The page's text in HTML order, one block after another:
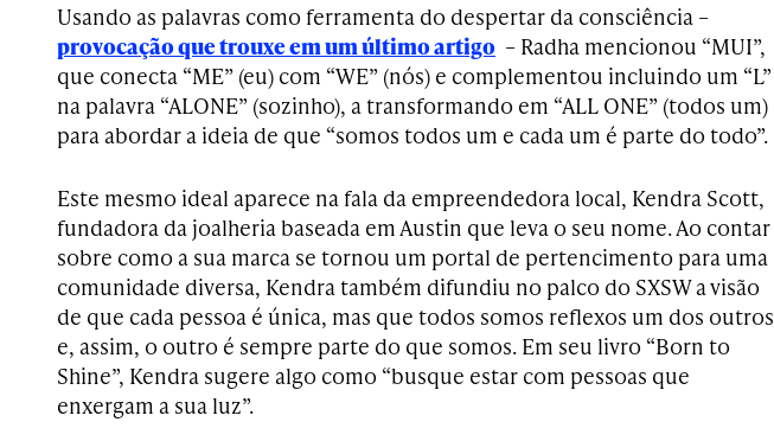
Usando as palavras como ferramenta do despertar da consciência –
provocação que trouxe em um último artigo – Radha mencionou “MUI”,
que conecta “ME” (eu) com “WE” (nós) e complementou incluindo um “L”
na palavra “ALONE” (sozinho), a transformando em “ALL ONE” (todos um)
para abordar a ideia de que “somos todos um e cada um é parte do todo”.
Este mesmo ideal aparece na fala da empreendedora local, Kendra Scott,
fundadora da joalheria baseada em Austin que leva o seu nome. Ao contar
sobre como a sua marca se tornou um portal de pertencimento para uma
comunidade diversa, Kendra também difundiu no palco do SXSW a visão
de que cada pessoa é única, mas que todos somos reflexos um dos outros
e, assim, o outro é sempre parte do que somos. Em seu livro “Born to
Shine”, Kendra sugere algo como “busque estar com pessoas que
enxergam a sua luz”.